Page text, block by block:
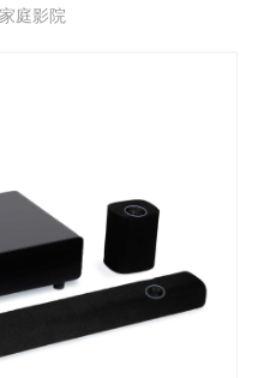
庭影院